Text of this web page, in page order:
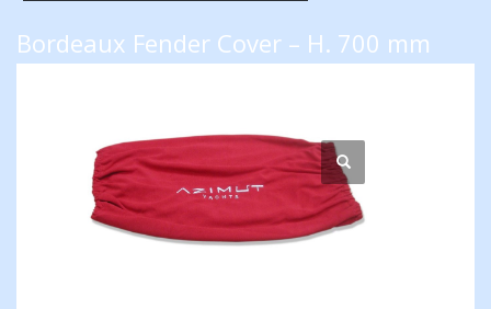
Bordeaux Fender Cover – H. 700 mm